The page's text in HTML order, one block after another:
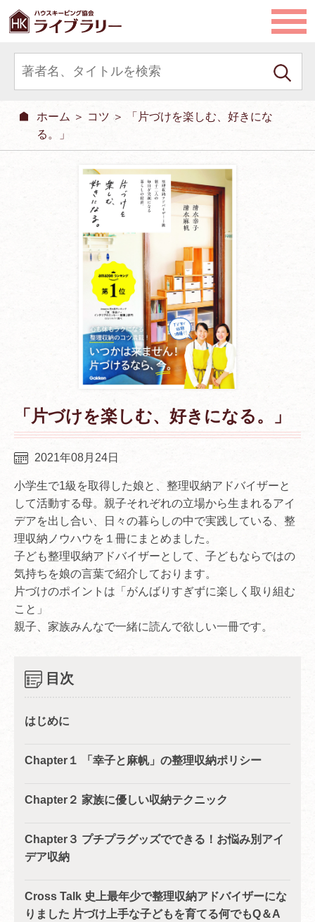
ホーム ＞ コツ ＞ 「片づけを楽しむ、好きにな
る。」
「片づけを楽しむ、好きになる。」
2021年08月24日
小学生で1級を取得した娘と、整理収納アドバイザーと
して活動する母。親子それぞれの立場から生まれるアイ
デアを出し合い、日々の暮らしの中で実践している、整
理収納ノウハウを１冊にまとめました。
子ども整理収納アドバイザーとして、子どもならではの
気持ちを娘の言葉で紹介しております。
片づけのポイントは「がんばりすぎずに楽しく取り組む
こと」
親子、家族みんなで一緒に読んで欲しい一冊です。
目次
はじめに
Chapter１ 「幸子と麻帆」の整理収納ポリシー
Chapter２ 家族に優しい収納テクニック
Chapter３ プチプラグッズでできる！お悩み別アイ
デア収納
Cross Talk 史上最年少で整理収納アドバイザーにな
りました 片づけ上手な子どもを育てる何でもQ＆A